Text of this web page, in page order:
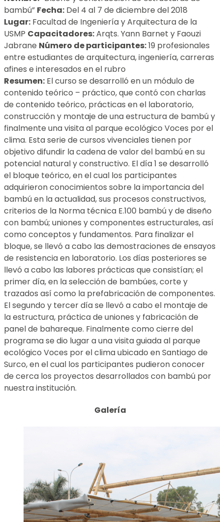
bambú” Fecha: Del 4 al 7 de diciembre del 2018
Lugar: Facultad de Ingeniería y Arquitectura de la
USMP Capacitadores:Arqts. Yann Barnet y Faouzi
Jabrane Número de participantes:19 profesionales
entre estudiantes de arquitectura, ingeniería, carreras
afines e interesados en el rubro
Resumen: El curso se desarrolló en un módulo de
contenido teórico – práctico, que contó con charlas
de contenido teórico, prácticas en el laboratorio,
construcción y montaje de una estructura de bambú y
finalmente una visita al parque ecológico Voces por el
clima. Esta serie de cursos vivenciales tienen por
objetivo difundir la cadena de valor del bambú en su
potencial natural y constructivo. El día 1 se desarrolló
el bloque teórico, en el cual los participantes
adquirieron conocimientos sobre la importancia del
bambú en la actualidad, sus procesos constructivos,
criterios de la Norma técnica E.100 bambú y de diseño
con bambú; uniones y componentes estructurales, así
como conceptos y fundamentos. Para finalizar el
bloque, se llevó a cabo las demostraciones de ensayos
de resistencia en laboratorio. Los días posteriores se
llevó a cabo las labores prácticas que consistían; el
primer día, en la selección de bambúes, corte y
trazados así como la prefabricación de componentes.
El segundo y tercer día se llevó a cabo el montaje de
la estructura, práctica de uniones y fabricación de
panel de bahareque. Finalmente como cierre del
programa se dio lugar a una visita guiada al parque
ecológico Voces por el clima ubicado en Santiago de
Surco, en el cual los participantes pudieron conocer
de cerca los proyectos desarrollados con bambú por
nuestra institución.
Galería